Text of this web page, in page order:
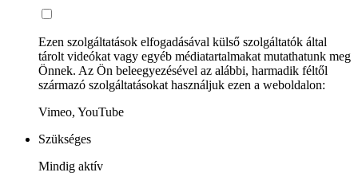
Ezen szolgáltatások elfogadásával külső szolgáltatók által
tárolt videókat vagy egyéb médiatartalmakat mutathatunk meg
Önnek. Az Ön beleegyezésével az alábbi, harmadik féltől
származó szolgáltatásokat használjuk ezen a weboldalon:
Vimeo, YouTube
Szükséges
Mindig aktív